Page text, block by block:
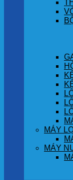
MÁY
MÁY